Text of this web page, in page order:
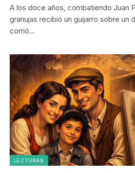
A los doce años, combatiendo Juan
granujas recibió un guijarro sobre un
corrió…
LECTURAS